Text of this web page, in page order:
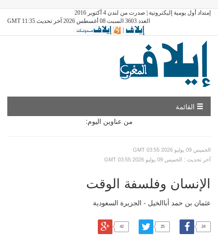
إمتداد أول يومية إليكترونية | صدرت من لندن 4 أكتوبر 2016
العدد 3603 السبت 08 أغسطس 2026 آخر تحديث GMT 11:35
|
القائمة
من عناوين اليوم:
GMT الخميس 09 يوليو 2026 03:55
GMT الخميس 09 يوليو 2026 03:55
: آخر تحديث
الإنسان وفلسفة الوقت
عثمان بن حمد أباالخيل - الجزيرة السعودية
24
25
42